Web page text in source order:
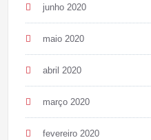
junho 2020
maio 2020
abril 2020
março 2020
fevereiro 2020